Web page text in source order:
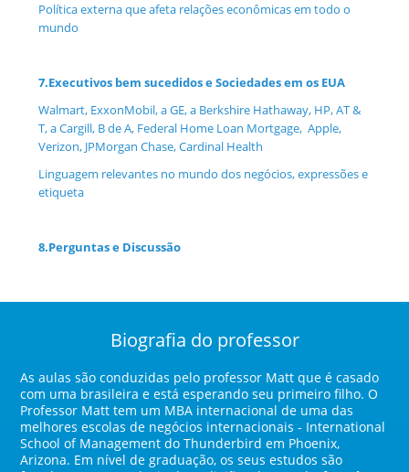
Política externa que afeta relações econômicas em todo o
mundo
7.Executivos bem sucedidos e Sociedades em os EUA
Walmart, ExxonMobil, a GE, a Berkshire Hathaway, HP, AT &
T, a Cargill, B de A, Federal Home Loan Mortgage, Apple,
Verizon, JPMorgan Chase, Cardinal Health
Linguagem relevantes no mundo dos negócios, expressões e
etiqueta
8.Perguntas e Discussão
Biografia do professor
As aulas são conduzidas pelo professor Matt que é casado
com uma brasileira e está esperando seu primeiro filho. O
Professor Matt tem um MBA internacional de uma das
melhores escolas de negócios internacionais - International
School of Management do Thunderbird em Phoenix,
Arizona. Em nível de graduação, os seus estudos são